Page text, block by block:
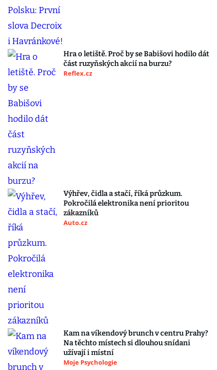
Hra o letiště. Proč by se Babišovi hodilo dát
část ruzyňských akcií na burzu?
Reflex.cz
Výhřev, čidla a stačí, říká průzkum.
Pokročilá elektronika není prioritou
zákazníků
Auto.cz
Kam na víkendový brunch v centru Prahy?
Na těchto místech si dlouhou snídani
užívají i místní
Moje Psychologie